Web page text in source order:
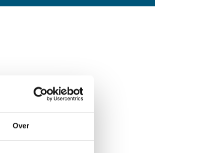
Over